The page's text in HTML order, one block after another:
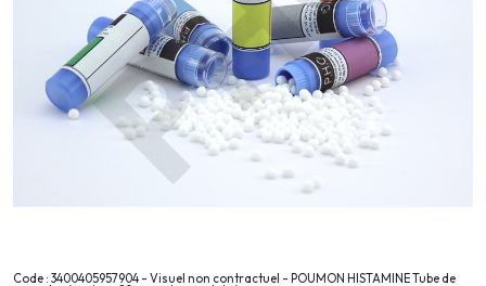
Code : 3400405957904 - Visuel non contractuel - POUMON HISTAMINE Tube de